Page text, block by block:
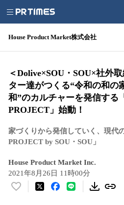
House Product Market株式会社
＜Dolive×SOU・SOU×社外
ター達がつくる“令和の和の
和”のカルチャーを発信する
PROJECT」始動！
家づくりから発信していく、現
PROJECT by SOU・SOU」
House Product Market Inc.
2021年8月26日 11時00分
い